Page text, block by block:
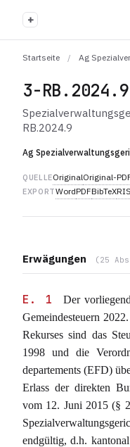
+
Startseite / Ag
3-RB.2024.9
RB.2024.9
Ag
QUELLEOriginalOriginal-
EXPORTWordPDFBibTeXRIS
Erwägungen (25
E. 1
Der
Gemeindesteuern
Rekurses sind das
1998 und die
departements (EFD)
Erlass der direkten
vom 12. Juni 2015 (§
endgültig, d.h.